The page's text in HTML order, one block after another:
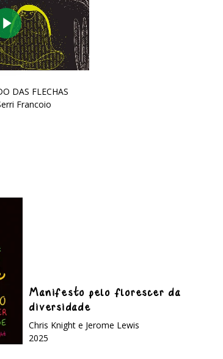
DAS FLECHAS
Francoio
Manifesto pelo florescer da
diversidade
Chris Knight e Jerome Lewis
2025